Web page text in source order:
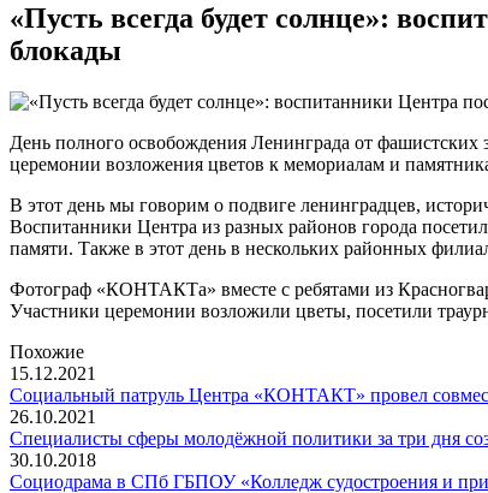
«Пусть всегда будет солнце»:
блокады
День полного освобождения Ленинграда от фашистских
церемонии возложения цветов к мемориалам и
В этот день мы говорим о подвиге ленинградцев,
Воспитанники Центра из разных районов города
памяти. Также в этот день в нескольких районных
Фотограф «КОНТАКТа» вместе с ребятами из
Участники церемонии возложили цветы, посетили
Похожие
15.12.2021
Социальный патруль Центра «КОНТАКТ» провел
26.10.2021
Специалисты сферы молодёжной политики за три дня
30.10.2018
Социодрама в СПб ГБПОУ «Колледж судостроения и